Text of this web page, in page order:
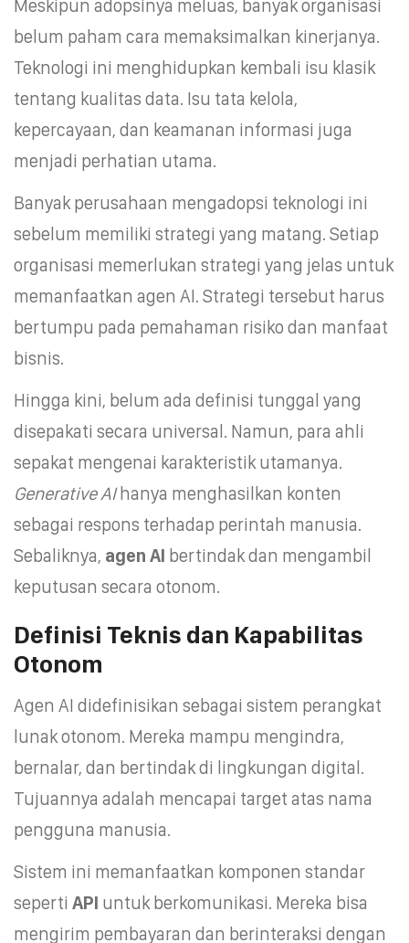
Meskipun adopsinya meluas, banyak organisasi
belum paham cara memaksimalkan kinerjanya.
Teknologi ini menghidupkan kembali isu klasik
tentang kualitas data. Isu tata kelola,
kepercayaan, dan keamanan informasi juga
menjadi perhatian utama.
Banyak perusahaan mengadopsi teknologi ini
sebelum memiliki strategi yang matang. Setiap
organisasi memerlukan strategi yang jelas untuk
memanfaatkan agen AI. Strategi tersebut harus
bertumpu pada pemahaman risiko dan manfaat
bisnis.
Hingga kini, belum ada definisi tunggal yang
disepakati secara universal. Namun, para ahli
sepakat mengenai karakteristik utamanya.
Generative AIhanya menghasilkan konten
sebagai respons terhadap perintah manusia.
Sebaliknya, agen AI bertindak dan mengambil
keputusan secara otonom.
Definisi Teknis dan Kapabilitas
Otonom
Agen AI didefinisikan sebagai sistem perangkat
lunak otonom. Mereka mampu mengindra,
bernalar, dan bertindak di lingkungan digital.
Tujuannya adalah mencapai target atas nama
pengguna manusia.
Sistem ini memanfaatkan komponen standar
seperti API untuk berkomunikasi. Mereka bisa
mengirim pembayaran dan berinteraksi dengan